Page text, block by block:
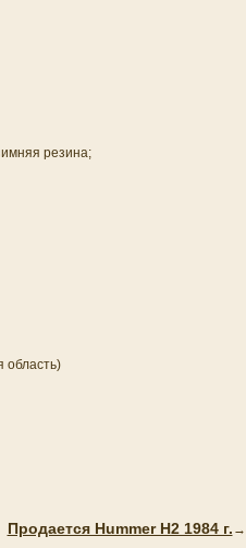
резина;
область)
Продается Hummer H2 1984 г. →